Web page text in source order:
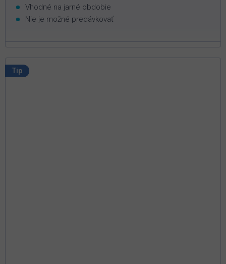
Vhodné na jarné obdobie
Nie je možné predávkovať
Tip